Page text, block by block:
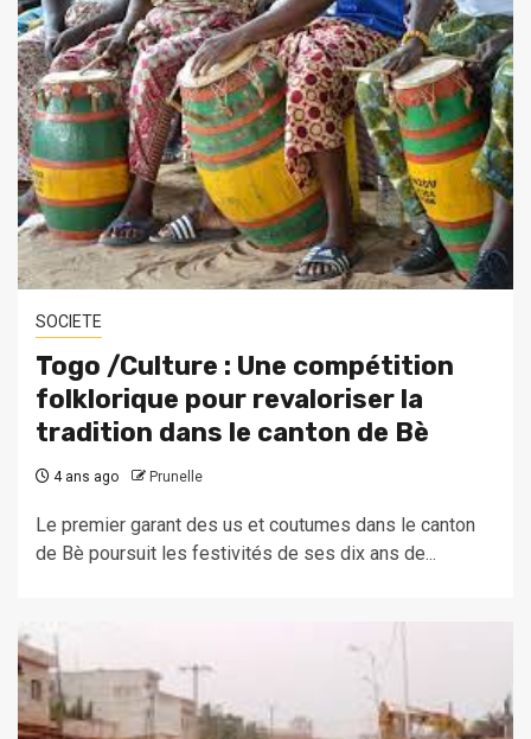
SOCIETE
Togo /Culture : Une compétition
folklorique pour revaloriser la
tradition dans le canton de Bè
4 ans ago Prunelle
Le premier garant des us et coutumes dans le canton
de Bè poursuit les festivités de ses dix ans de...